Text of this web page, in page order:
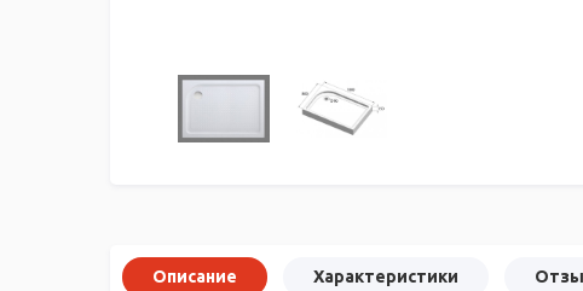
Описание Характеристики